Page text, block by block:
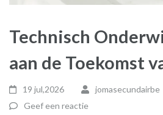
Technisch
aan de Toekomst
19 jul,2026
jomasecundairbe
Geef een reactie